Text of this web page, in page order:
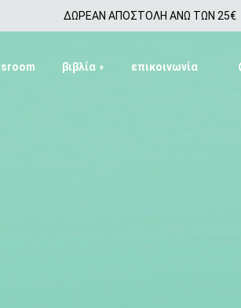
ΔΩΡΕΑΝ ΑΠΟΣΤΟΛΗ ΑΝΩ ΤΩΝ 25€
βιβλία + επικοινωνία